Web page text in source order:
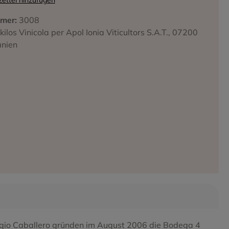
3008
Vinicola per Apol Ionia Viticultors S.A.T., 07200
Caballero gründen im August 2006 die Bodega 4